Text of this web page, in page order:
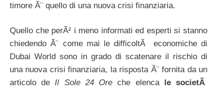
timore Ã¨ quello di una nuova crisi finanziaria.
Quello che perÃ² i meno informati ed esperti si stanno
chiedendo Ã¨ come mai le difficoltÃ economiche di
Dubai World sono in grado di scatenare il rischio di
una nuova crisi finanziaria, la risposta Ã¨ fornita da un
articolo de Il Sole 24 Ore che elenca
le societÃ